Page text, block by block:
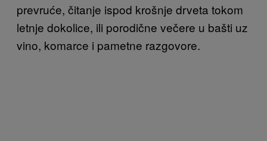
prevruće, čitanje ispod krošnje drveta tokom
letnje dokolice, ili porodične večere u bašti uz
vino, komarce i pametne razgovore.